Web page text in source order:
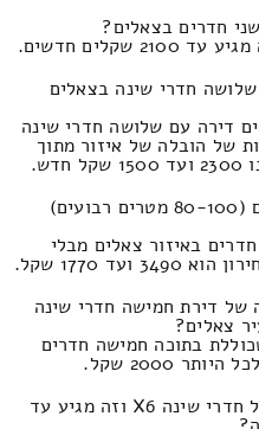
חדרים בצאלים?
חדרי שינה בצאלים
דירה עם שלושה חדרי שינה
של הובלה של איזור מתוך
מה מחיר הובלה של דירת 4 חדרים (80-100 מטרים רבועים)
באיזור צאלים מבלי
1770 שקל.
דירת חמישה חדרי שינה
בתוכה חמישה חדרים
כמה תשלמו על העברה של בית של חדרי שינה X6 וזה מגיע עד